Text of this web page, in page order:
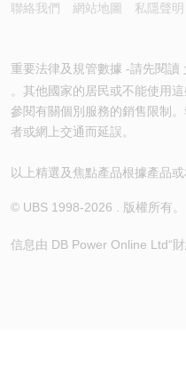
聯絡我們 網站地圖 私隱聲明
重要法律及規管數據 -請先閱讀
。其他國家的居民或不能使用
參閱有關個別服務的銷售限制
者或網上交通而延誤。
以上精選及焦點產品根據產品
© UBS 1998-2026 . 版權所有。
信息由 DB Power Online Ltd“